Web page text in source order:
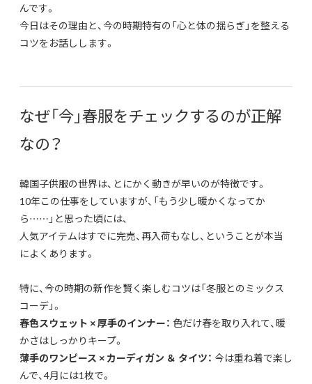
んです。
今日はその理由と、今の時期特有の「心と体の揺らぎ」を整える
コツをお話しします。
なぜ「今」春服をチェックするのが正解
なの？
韓国子供服の世界は、とにかく動きが早いのが特徴です。
10年この仕事をしていますが、「もう少し暖かくなってか
ら……」と思った頃には、
人気アイテムはすでに完売、再入荷もなし、ということが本当
によくあります。
特に、今の時期の新作を賢く楽しむコツは「冬服とのミックス
コーデ」。
春色スウェット × 厚手のインナー： 色だけ春を取り入れて、暖
かさはしっかりキープ。
薄手のワンピース × カーディガン ＆ タイツ： 今は重ね着で楽し
んで、4月には1枚で。